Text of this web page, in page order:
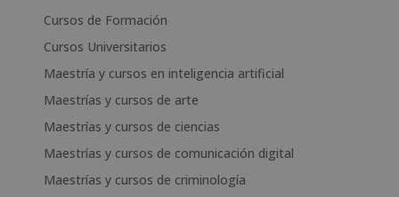
Cursos de Formación
Cursos Universitarios
Maestría y cursos en inteligencia artificial
Maestrías y cursos de arte
Maestrías y cursos de ciencias
Maestrías y cursos de comunicación digital
Maestrías y cursos de criminología